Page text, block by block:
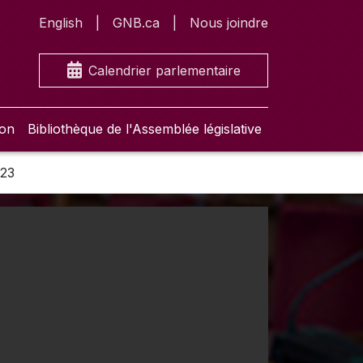
English GNB.ca Nous joindre
Calendrier parlementaire
Bibliothèque de l'Assemblée législative